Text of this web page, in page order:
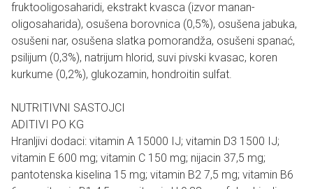
fruktooligosaharidi, ekstrakt kvasca (izvor manan-
oligosaharida), osušena borovnica (0,5%), osušena jabuka,
osušeni nar, osušena slatka pomorandža, osušeni spanać,
psilijum (0,3%), natrijum hlorid, suvi pivski kvasac, koren
kurkume (0,2%), glukozamin, hondroitin sulfat.
NUTRITIVNI SASTOJCI
ADITIVI PO KG
Hranljivi dodaci: vitamin A 15000 IJ; vitamin D3 1500 IJ;
vitamin E 600 mg; vitamin C 150 mg; nijacin 37,5 mg;
pantotenska kiselina 15 mg; vitamin B2 7,5 mg; vitamin B6